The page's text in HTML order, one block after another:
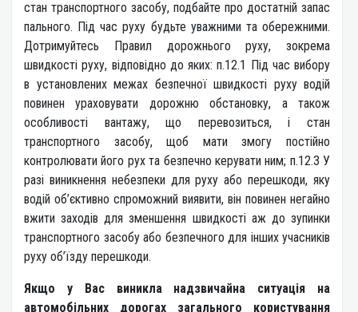
стан транспортного засобу, подбайте про достатній запас
пального. Під час руху будьте уважними та обережними.
Дотримуйтесь Правил дорожнього руху, зокрема
швидкості руху, відповідно до яких: п.12.1 Під час вибору
в установлених межах безпечної швидкості руху водій
повинен ураховувати дорожню обстановку, а також
особливості вантажу, що перевозиться, і стан
транспортного засобу, щоб мати змогу постійно
контролювати його рух та безпечно керувати ним; п.12.3 У
разі виникнення небезпеки для руху або перешкоди, яку
водій об’єктивно спроможний виявити, він повинен негайно
вжити заходів для зменшення швидкості аж до зупинки
транспортного засобу або безпечного для інших учасників
руху об’їзду перешкоди.
Якщо у Вас виникла надзвичайна ситуація на
автомобільних дорогах загального користування